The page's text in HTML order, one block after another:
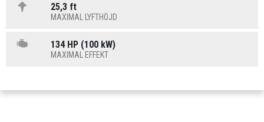
25,3 ft
MAXIMAL LYFTHÖJD
134 HP (100 kW)
MAXIMAL EFFEKT